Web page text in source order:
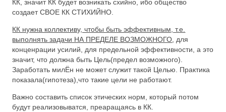
КК, значит КК будет возникать схийно, ибо общество
создает СВОЕ КК СТИХИЙНО.
КК нужна коллективу, чтобы быть эффективным, т.е.
выполнять задачи НА ПРЕДЕЛЕ ВОЗМОЖНОГО , для
конценрации усилий, для предельной эффективности, а это
значит, что должна быть Цель(предел возможного).
Заработать милЁн не может служит такой Целью. Практика
показала(гипотеза),что такие цели не работают.
Важно составить список этических норм, который потом
будут реализовыватся, преаращаясь в КК.